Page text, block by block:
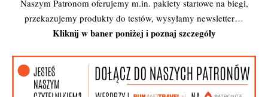
Naszym Patronom oferujemy m.in. pakiety startowe na biegi,
przekazujemy produkty do testów, wysyłamy newsletter…
Kliknij w baner poniżej i poznaj szczegóły